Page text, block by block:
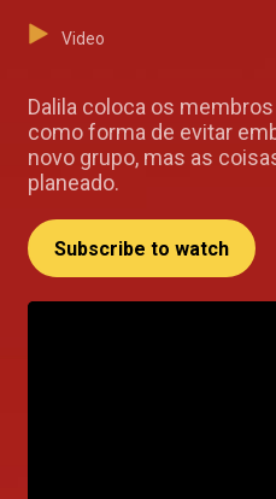
Video
Dalila coloca os
como forma de evitar
novo grupo, mas as
planeado.
Subscribe to watch